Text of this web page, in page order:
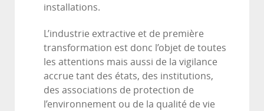
installations.
L’industrie extractive et de première
transformation est donc l’objet de toutes
les attentions mais aussi de la vigilance
accrue tant des états, des institutions,
des associations de protection de
l’environnement ou de la qualité de vie